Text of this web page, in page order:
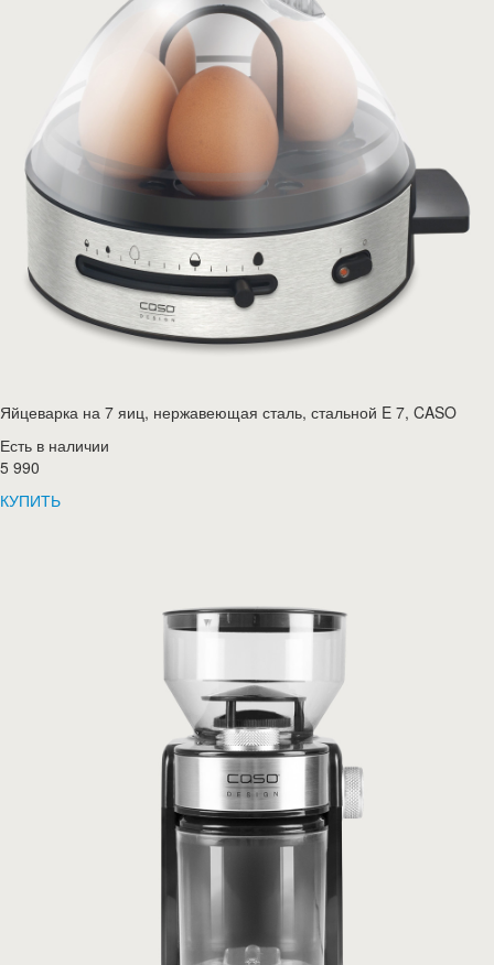
Яйцеварка на 7 яиц, нержавеющая сталь, стальной E 7, CASO
Есть в наличии
5 990
КУПИТЬ